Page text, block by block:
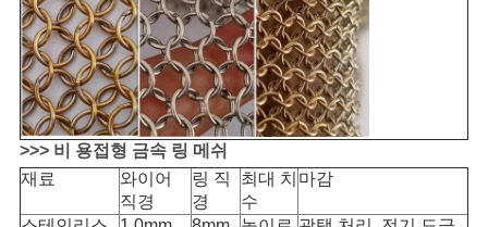
>>> 비 용접형 금속 링 메쉬
재료
와이어
직경
링 직
경
최대 치
수
마감